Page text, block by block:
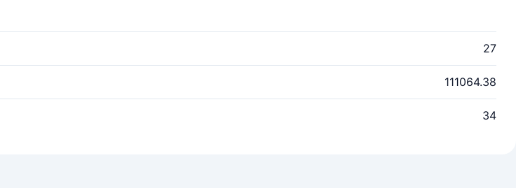
27
111064.38
34